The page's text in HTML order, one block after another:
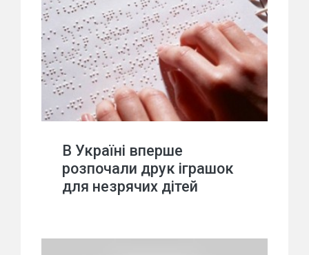
В Україні вперше
розпочали друк іграшок
для незрячих дітей